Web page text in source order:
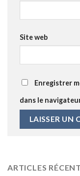
Site web
Enregistrer
dans le
ARTICLES